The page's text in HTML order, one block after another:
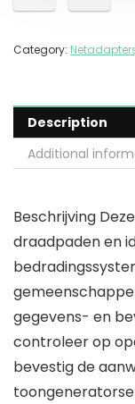
Category:
Description
Additional
Beschrijving
draadpaden en
gegevens- en
controleer op
bevestig de